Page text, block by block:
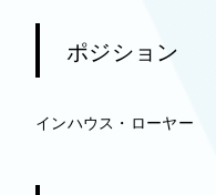
ポジション
インハウス・ローヤー